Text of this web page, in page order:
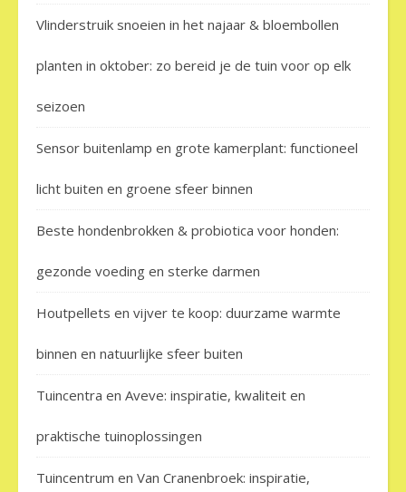
Vlinderstruik snoeien in het najaar & bloembollen
planten in oktober: zo bereid je de tuin voor op elk
seizoen
Sensor buitenlamp en grote kamerplant: functioneel
licht buiten en groene sfeer binnen
Beste hondenbrokken & probiotica voor honden:
gezonde voeding en sterke darmen
Houtpellets en vijver te koop: duurzame warmte
binnen en natuurlijke sfeer buiten
Tuincentra en Aveve: inspiratie, kwaliteit en
praktische tuinoplossingen
Tuincentrum en Van Cranenbroek: inspiratie,